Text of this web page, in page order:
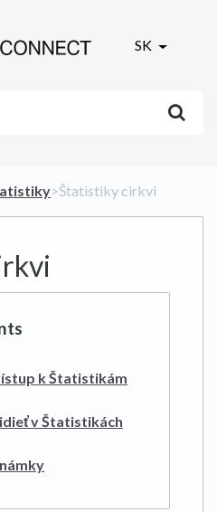
SK
​>​ Štatistiky cirkvi
k Štatistikám
v Štatistikách